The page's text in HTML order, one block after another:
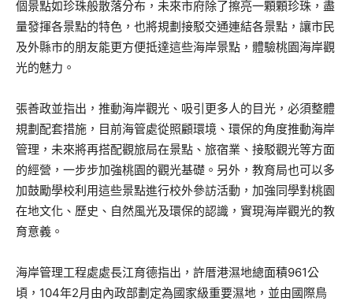
個景點如珍珠般散落分布，未來市府除了擦亮一顆顆珍珠，盡
量發揮各景點的特色，也將規劃接駁交通連結各景點，讓市民
及外縣市的朋友能更方便抵達這些海岸景點，體驗桃園海岸觀
光的魅力。
張善政並指出，推動海岸觀光、吸引更多人的目光，必須整體
規劃配套措施，目前海管處從照顧環境、環保的角度推動海岸
管理，未來將再搭配觀旅局在景點、旅宿業、接駁觀光等方面
的經營，一步步加強桃園的觀光基礎。另外，教育局也可以多
加鼓勵學校利用這些景點進行校外參訪活動，加強同學對桃園
在地文化、歷史、自然風光及環保的認識，實現海岸觀光的教
育意義。
海岸管理工程處處長江育德指出，許厝港濕地總面積961公
頃，104年2月由內政部劃定為國家級重要濕地，並由國際鳥